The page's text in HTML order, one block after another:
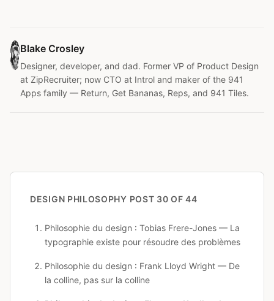
Blake Crosley
Designer, developer, and dad. Former VP of Product Design
at ZipRecruiter; now CTO at Introl and maker of the 941
Apps family — Return, Get Bananas, Reps, and 941 Tiles.
DESIGN PHILOSOPHY POST 30 OF 44
Philosophie du design : Tobias Frere-Jones — La
typographie existe pour résoudre des problèmes
Philosophie du design : Frank Lloyd Wright — De
la colline, pas sur la colline